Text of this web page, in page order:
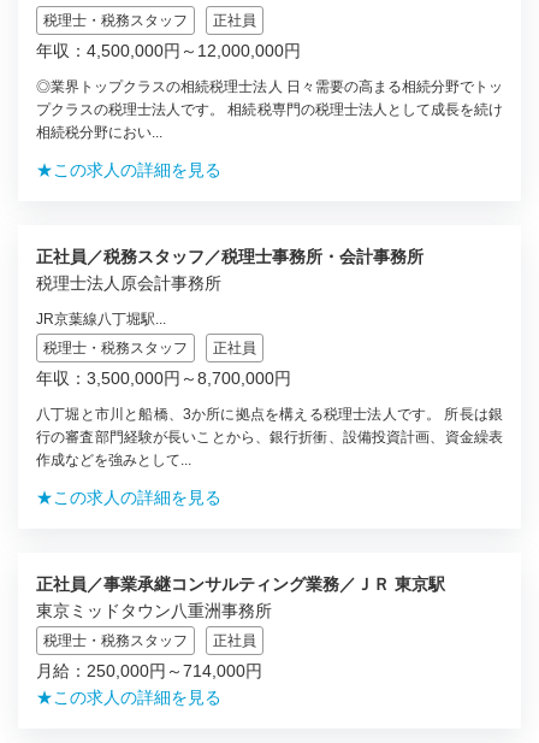
税理士・税務スタッフ
正社員
年収：4,500,000円～12,000,000円
◎業界トップクラスの相続税理士法人 日々需要の高まる相続分野でトッ
プクラスの税理士法人です。 相続税専門の税理士法人として成長を続け
相続税分野におい...
★この求人の詳細を見る
正社員／税務スタッフ／税理士事務所・会計事務所
税理士法人原会計事務所
JR京葉線八丁堀駅...
税理士・税務スタッフ
正社員
年収：3,500,000円～8,700,000円
八丁堀と市川と船橋、3か所に拠点を構える税理士法人です。 所長は銀
行の審査部門経験が長いことから、銀行折衝、設備投資計画、資金繰表
作成などを強みとして...
★この求人の詳細を見る
正社員／事業承継コンサルティング業務／ＪＲ 東京駅
東京ミッドタウン八重洲事務所
税理士・税務スタッフ 正社員
月給：250,000円～714,000円
★この求人の詳細を見る